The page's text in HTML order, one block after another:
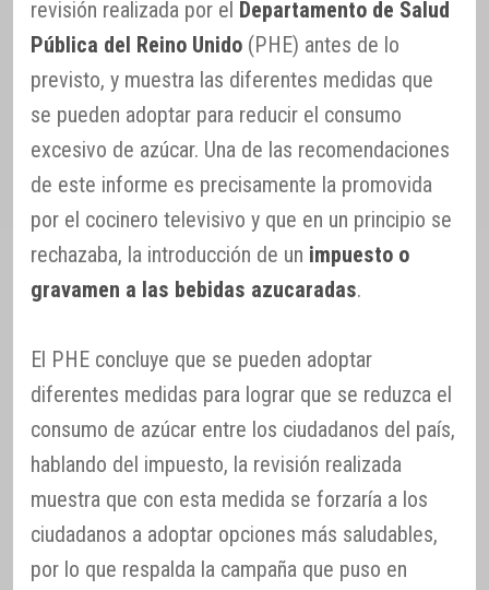
revisión realizada por el Departamento de Salud
Pública del Reino Unido (PHE) antes de lo
previsto, y muestra las diferentes medidas que
se pueden adoptar para reducir el consumo
excesivo de azúcar. Una de las recomendaciones
de este informe es precisamente la promovida
por el cocinero televisivo y que en un principio se
rechazaba, la introducción de un impuesto o
gravamen a las bebidas azucaradas.
El PHE concluye que se pueden adoptar
diferentes medidas para lograr que se reduzca el
consumo de azúcar entre los ciudadanos del país,
hablando del impuesto, la revisión realizada
muestra que con esta medida se forzaría a los
ciudadanos a adoptar opciones más saludables,
por lo que respalda la campaña que puso en